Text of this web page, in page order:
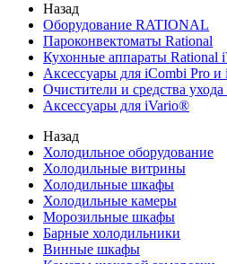
Назад
Оборудование RATIONAL
Пароконвектоматы Rational
Кухонные аппараты Rational
Аксессуары для iCombi Pro и
Очистители и средства ухода
Аксессуары для iVario®
Назад
Холодильное оборудование
Холодильные витрины
Холодильные шкафы
Холодильные камеры
Морозильные шкафы
Барные холодильники
Винные шкафы